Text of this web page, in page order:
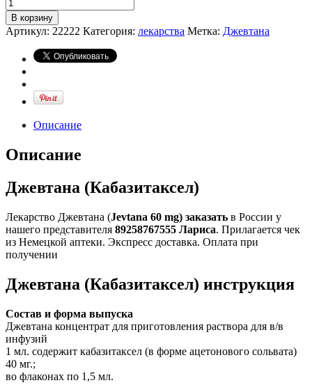
В корзину
Артикул: 22222 Категория: лекарства Метка: Джевтана
Описание
Описание
Джевтана (Кабазитаксел)
Лекарство Джевтана (Jevtana 60 mg) заказать в России у
нашего представителя 89258767555 Лариса. Прилагается чек
из Немецкой аптеки. Экспресс доставка. Оплата при
получении
Джевтана (Кабазитаксел) инструкция
Состав и форма выпуска
Джевтана концентрат для приготовления раствора для в/в
инфузий
1 мл. содержит кабазитаксел (в форме ацетонового сольвата)
40 мг.;
во флаконах по 1,5 мл.